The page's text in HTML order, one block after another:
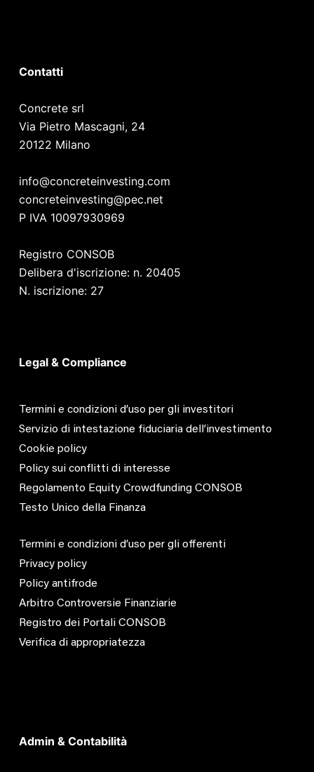
Contatti
Concrete srl
Via Pietro Mascagni, 24
20122 Milano
info@concreteinvesting.com
concreteinvesting@pec.net
P IVA 10097930969
Registro CONSOB
Delibera d'iscrizione: n. 20405
N. iscrizione: 27
Legal & Compliance
Termini e condizioni d’uso per gli investitori
Servizio di intestazione fiduciaria dell’investimento
Cookie policy
Policy sui conflitti di interesse
Regolamento Equity Crowdfunding CONSOB
Testo Unico della Finanza
Termini e condizioni d’uso per gli offerenti
Privacy policy
Policy antifrode
Arbitro Controversie Finanziarie
Registro dei Portali CONSOB
Verifica di appropriatezza
Admin & Contabilità